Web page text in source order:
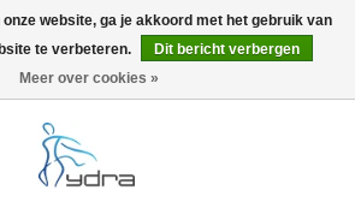
0 Artikelen - €0,00
website, ga je akkoord met het gebruik van
te verbeteren.
Dit bericht verbergen
Meer over cookies »